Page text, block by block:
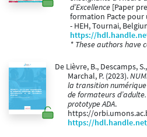
d’Excellence [Paper
formation Pacte pour
- HEH, Tournai,
https://
* These authors have
De Lièvre, B., Descamps,
Marchal, P. (2023).
la transition
de formateurs
prototype ADA.
https://
https://